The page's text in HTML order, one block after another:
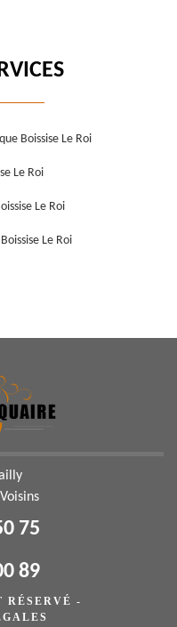
Boissise Le Roi
Le Roi
Le Roi
Le Roi
75
89
RÉSERVÉ -